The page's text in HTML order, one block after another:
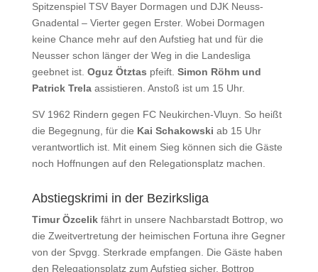
Spitzenspiel TSV Bayer Dormagen und DJK Neuss-
Gnadental – Vierter gegen Erster. Wobei Dormagen
keine Chance mehr auf den Aufstieg hat und für die
Neusser schon länger der Weg in die Landesliga
geebnet ist. Oguz Ötztas pfeift. Simon Röhm und
Patrick Trela assistieren. Anstoß ist um 15 Uhr.
SV 1962 Rindern gegen FC Neukirchen-Vluyn. So heißt
die Begegnung, für die Kai Schakowski ab 15 Uhr
verantwortlich ist. Mit einem Sieg können sich die Gäste
noch Hoffnungen auf den Relegationsplatz machen.
Abstiegskrimi in der Bezirksliga
Timur Özcelikfährt in unsere Nachbarstadt Bottrop, wo
die Zweitvertretung der heimischen Fortuna ihre Gegner
von der Spvgg. Sterkrade empfangen. Die Gäste haben
den Relegationsplatz zum Aufstieg sicher. Bottrop